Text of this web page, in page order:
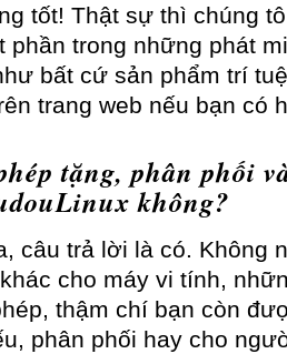
tốt! Thật sự thì chúng
phần trong những phát
bất cứ sản phẩm trí
trang web nếu bạn có
tặng, phân phối
không?
câu trả lời là có. Không
cho máy vi tính,
thậm chí bạn còn
phân phối hay cho